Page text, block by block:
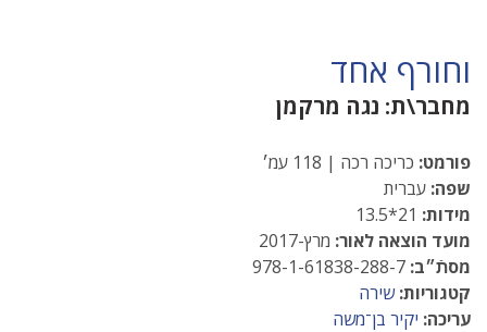
וחורף אחד
מחבר\ת: נגה מרקמן
פורמט: כריכה רכה | 118 עמ׳
שפה: עברית
מידות:
מועד הוצאה לאור: מרץ-2017
מסתֿ״ב:
קטגוריות: שירה
עריכה: יקיר בן־משה